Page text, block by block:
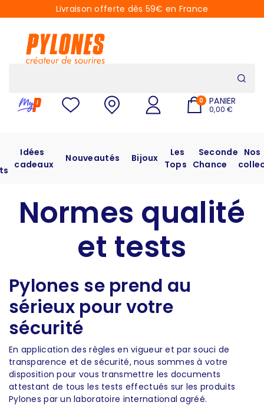
Livraison offerte dès 59€ en France
0 PANIER
0,00 €
Idées
cadeaux
Nouveautés Bijoux
Les
Tops
Seconde
Chance
Nos
Normes qualité
et tests
Pylones se prend au
sérieux pour votre
sécurité
En application des règles en vigueur et par souci de
transparence et de sécurité, nous sommes à votre
disposition pour vous transmettre les documents
attestant de tous les tests effectués sur les produits
Pylones par un laboratoire international agréé.